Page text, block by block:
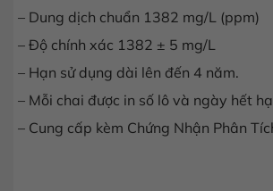
– Dung dịch chuẩn 1382 mg/L (ppm)
– Độ chính xác 1382 ± 5 mg/L
– Hạn sử dụng dài lên đến 4 năm.
– Mỗi chai được in số lô và ngày hết
– Cung cấp kèm Chứng Nhận Phân